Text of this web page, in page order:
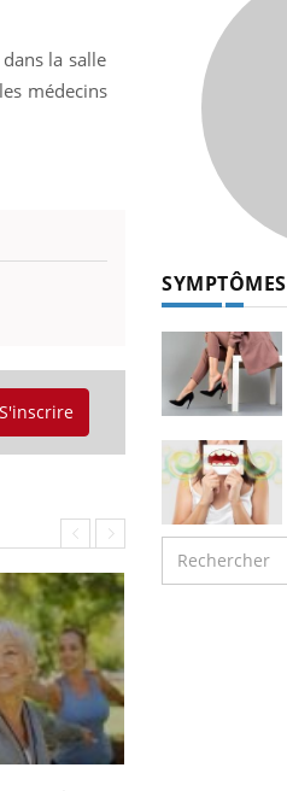
la salle
médecins
S'inscrire
SYMPTÔMES